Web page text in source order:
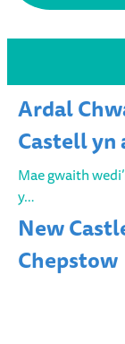
Ardal
Castell yn
Mae gwaith
y…
New
Chepstow